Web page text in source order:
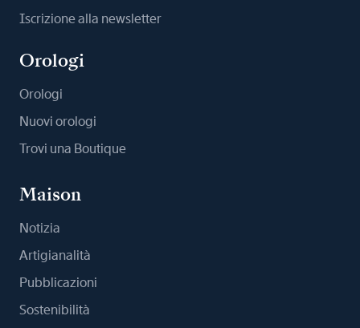
Iscrizione alla newsletter
Orologi
Orologi
Nuovi orologi
Trovi una Boutique
Maison
Notizia
Artigianalità
Pubblicazioni
Sostenibilità